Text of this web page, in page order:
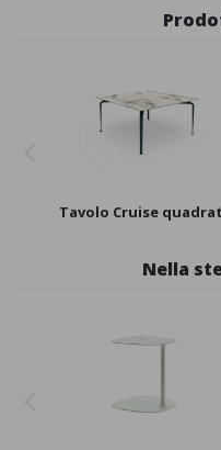
Tavolo Cruise
Nella